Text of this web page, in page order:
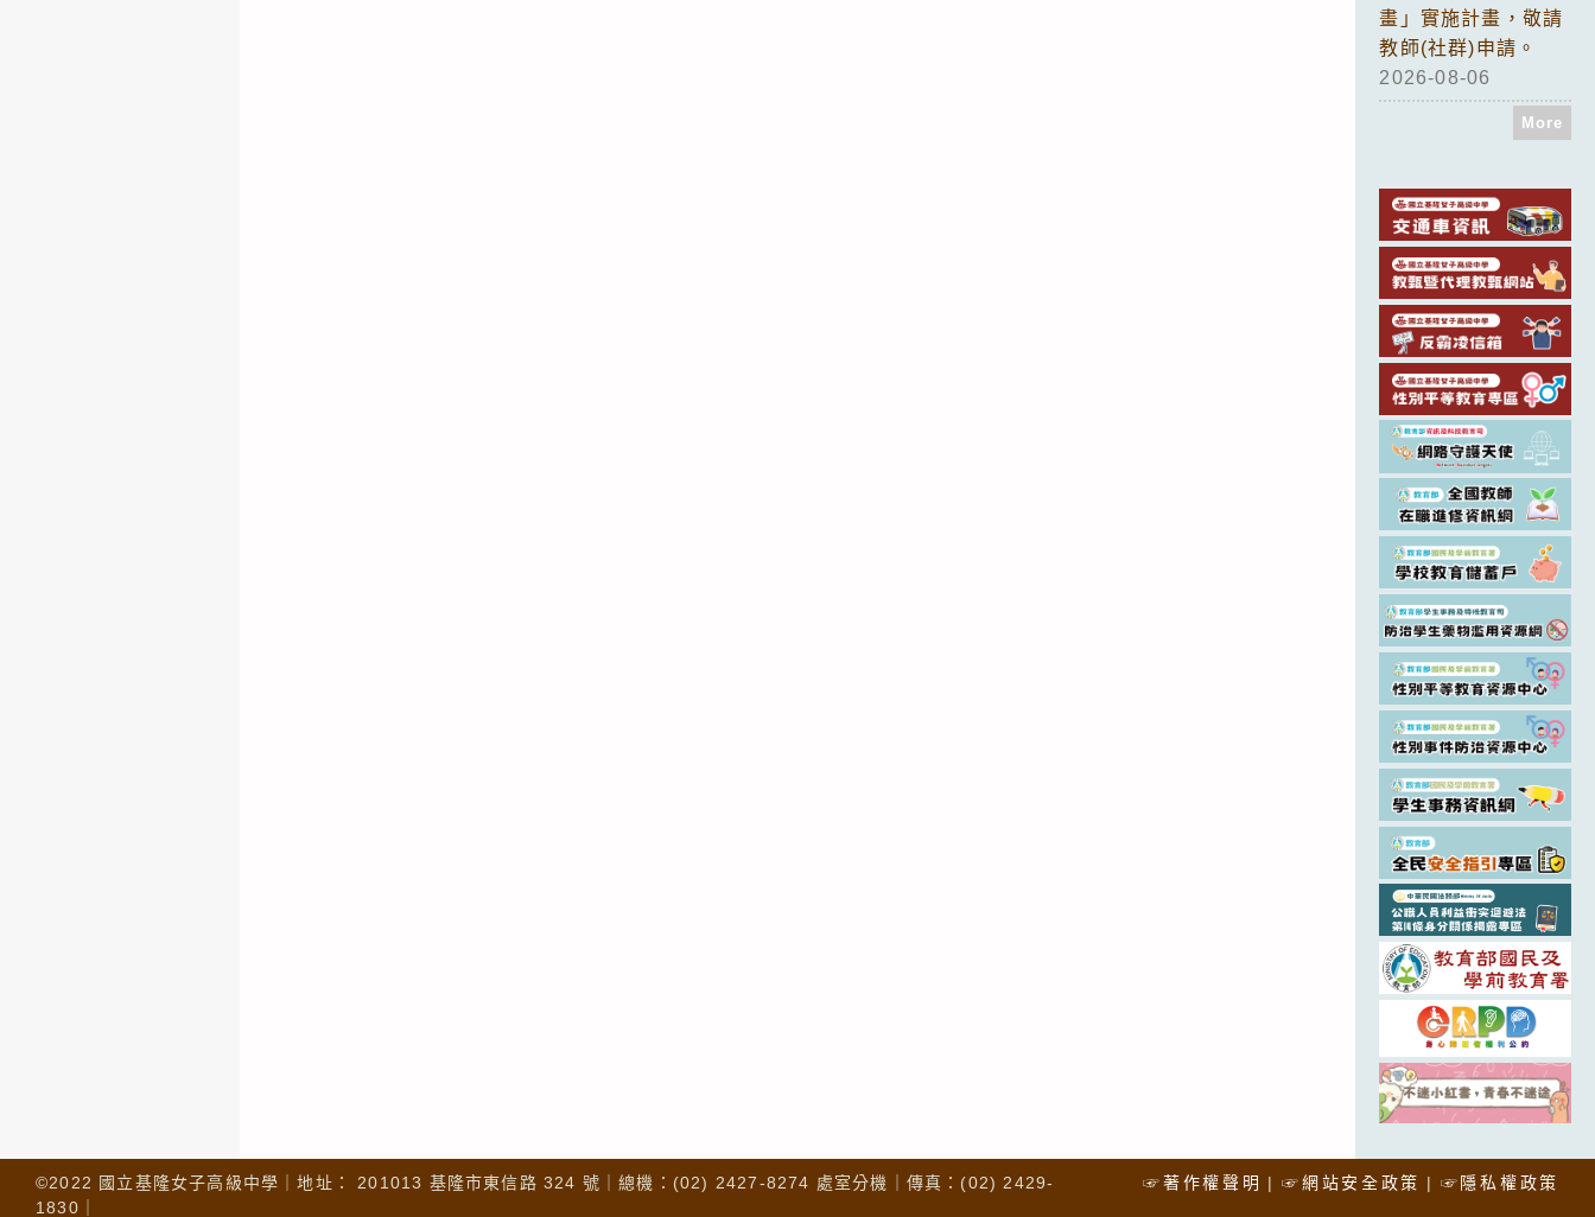
畫」實施計畫，敬請
教師(社群)申請。
2026-08-06
More
☞著作權聲明 ☞網站安全政策 ☞隱私權政策
©2022 國立基隆女子高級中學｜地址： 201013 基隆市東信路 324 號｜總機：(02) 2427-8274 處室分機｜傳真：(02) 2429-
1830｜